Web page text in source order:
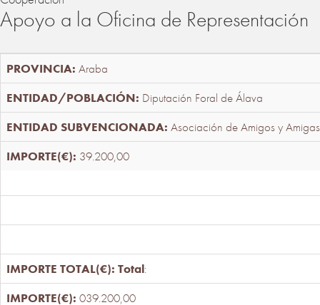
Apoyo a la Oficina de Representación
Araba
Diputación Foral de Álava
Asociación de Amigos y
39.200,00
Total:
039.200,00